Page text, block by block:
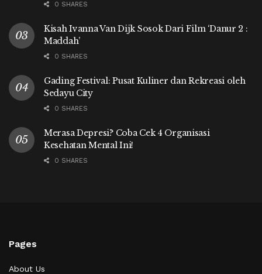
0 SHARES
Kisah Ivanna Van Dijk Sosok Dari Film ‘Danur 2 :
Maddah’
0 SHARES
Gading Festival: Pusat Kuliner dan Rekreasi oleh
Sedayu City
0 SHARES
Merasa Depresi? Coba Cek 4 Organisasi
Kesehatan Mental Ini!
0 SHARES
Pages
About Us